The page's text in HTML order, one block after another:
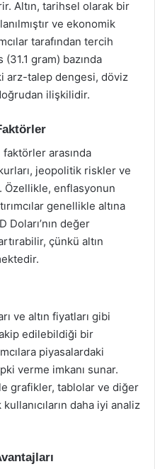
Altın, tarihsel olarak bir
ve ekonomik
tarafından tercih
gram) bazında
arz-talep dengesi, döviz
ilişkilidir.
faktörler arasında
jeopolitik riskler ve
Özellikle, enflasyonun
genellikle altına
Doları’nın değer
çünkü altın
ve altın fiyatları gibi
edilebildiği bir
piyasalardaki
verme imkanı sunar.
grafikler, tablolar ve diğer
daha iyi analiz